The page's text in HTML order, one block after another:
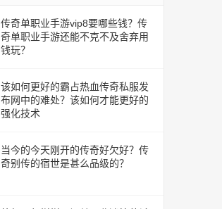
传奇单职业手游vip8要哪些钱？传
奇单职业手游还能不克不及舍弃用
钱玩？
该如何更好的霸占热血传奇私服发
布网中的难处？该如何才能更好的
强化技术
当今的今天刚开的传奇好欠好？传
奇别传的宿世是甚么品级的？